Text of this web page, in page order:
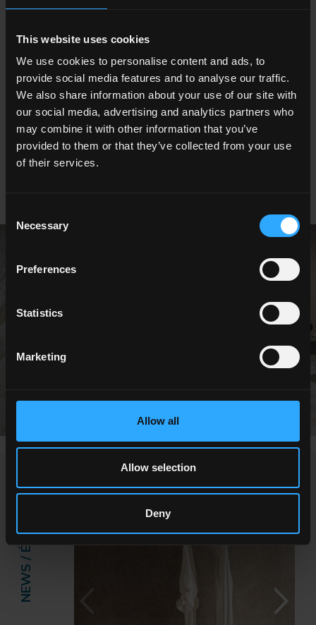
This website uses cookies
We use cookies to personalise content and ads, to
provide social media features and to analyse our traffic.
We also share information about your use of our site with
our social media, advertising and analytics partners who
may combine it with other information that you’ve
provided to them or that they’ve collected from your use
of their services.
Selection
Necessary
Preferences
Statistics
Marketing
Allow all
Allow selection
Deny
profondeur et la richesse graphique sont interrompues par des
onyx pour sols et murs une allure unique et romantique.
La collection en grès cérame est disponible en grande dalle
120x260, ainsi que dans les grands formats 120x120, 60x120
et 60x60 dans les finitions naturelle et Shine. Elle est
complétée par la mosaïque Papillon en 3 couleurs : Onice
(coordonnable à l'Onice Bianco et à l'Onice Azzurro), Paonazzo
(coordonnable aux fonds Paonazzo et Amazzonite) et Paradise
(coordonnable aux fonds Paradise et Amazzonite).
NEWS / ÉVÉNEMENTS